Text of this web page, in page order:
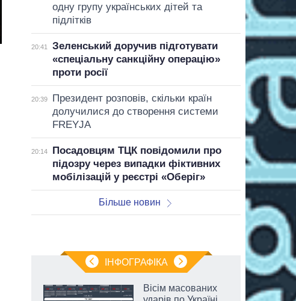
одну групу українських дітей та
підлітків
20:41
Зеленський доручив підготувати
«спеціальну санкційну операцію»
проти росії
20:39
Президент розповів, скільки країн
долучилися до створення системи
FREYJA
20:14
Посадовцям ТЦК повідомили про
підозру через випадки фіктивних
мобілізацій у реєстрі «Оберіг»
Більше новин
ІНФОГРАФІКА
Вісім масованих